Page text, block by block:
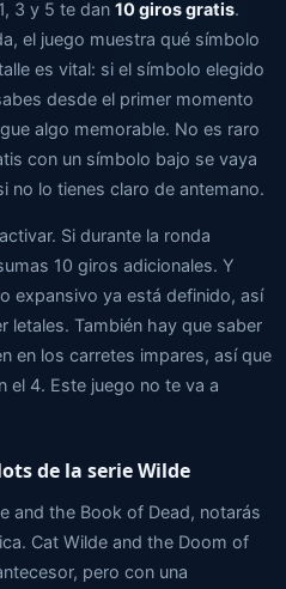
3 y 5 te dan 10 giros gratis.
el juego muestra qué símbolo
es vital: si el símbolo elegido
desde el primer momento
algo memorable. No es raro
con un símbolo bajo se vaya
no lo tienes claro de antemano.
Si durante la ronda
10 giros adicionales. Y
expansivo ya está definido, así
letales. También hay que saber
en los carretes impares, así que
el 4. Este juego no te va a
de la serie Wilde
and the Book of Dead, notarás
Cat Wilde and the Doom of
pero con una